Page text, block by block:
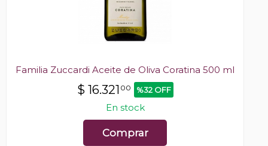
Familia Zuccardi Aceite de Oliva Coratina 500 ml
$ 16.321 00 %32 OFF
En stock
Comprar